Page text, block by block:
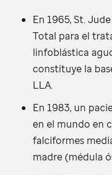
En 1965,St. Jude
Total para el
linfoblástica
constituye la
LLA.
En 1983, un
en el mundo en
falciformes
madre (médula